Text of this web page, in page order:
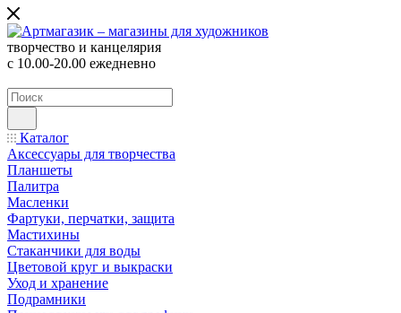
творчество и канцелярия
с 10.00-20.00 ежедневно
Каталог
Аксессуары для творчества
Планшеты
Палитра
Масленки
Фартуки, перчатки, защита
Мастихины
Стаканчики для воды
Цветовой круг и выкраски
Уход и хранение
Подрамники